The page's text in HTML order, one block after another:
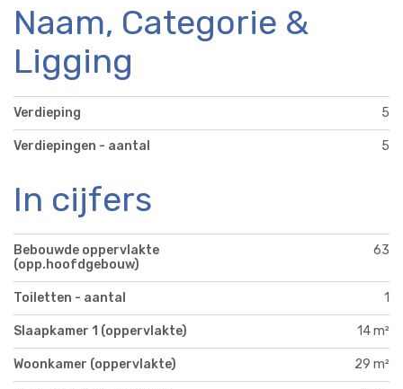
Naam, Categorie &
Ligging
Verdieping 5
Verdiepingen - aantal 5
In cijfers
Bebouwde oppervlakte
(opp.hoofdgebouw)
63
Toiletten - aantal 1
Slaapkamer 1 (oppervlakte) 14 m²
Woonkamer (oppervlakte) 29 m²